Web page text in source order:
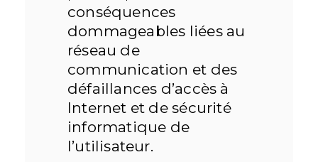
conséquences
dommageables liées au
réseau de
communication et des
défaillances d’accès à
Internet et de sécurité
informatique de
l’utilisateur.